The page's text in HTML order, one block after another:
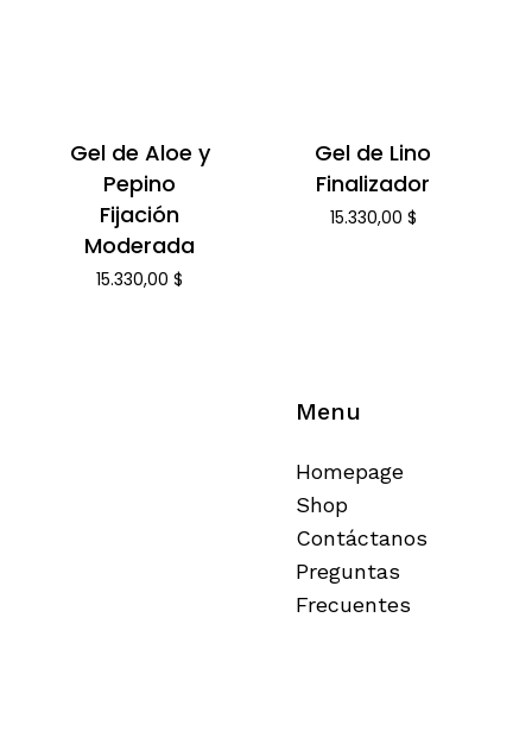
Gel de Aloe y
Pepino
Fijación
Moderada
15.330,00$
Gel de Lino
Finalizador
15.330,00 $
Menu
Homepage
Shop
Contáctanos
Preguntas
Frecuentes